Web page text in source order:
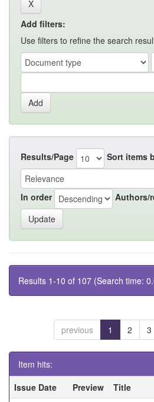
Add filters:
Use filters to refine the search
Results/Page Sort items
In order Authors/
Results 1-10 of 107 (Search time:
previous 1 2 3
Item hits:
Issue Date
Preview Title